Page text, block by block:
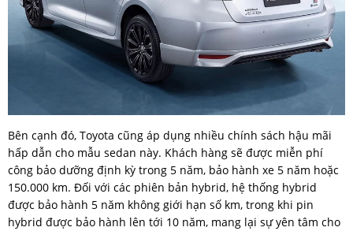
Bên cạnh đó, Toyota cũng áp dụng nhiều chính sách hậu mãi
hấp dẫn cho mẫu sedan này. Khách hàng sẽ được miễn phí
công bảo dưỡng định kỳ trong 5 năm, bảo hành xe 5 năm hoặc
150.000 km. Đối với các phiên bản hybrid, hệ thống hybrid
được bảo hành 5 năm không giới hạn số km, trong khi pin
hybrid được bảo hành lên tới 10 năm, mang lại sự yên tâm cho